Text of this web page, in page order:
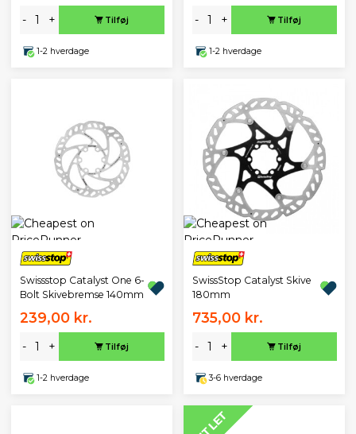
- + Tilføj
1-2 hverdage
- + Tilføj
1-2 hverdage
Swissstop Catalyst One 6-
Bolt Skivebremse 140mm
239,00 kr.
- + Tilføj
1-2 hverdage
SwissStop Catalyst Skive
180mm
735,00 kr.
- + Tilføj
3-6 hverdage